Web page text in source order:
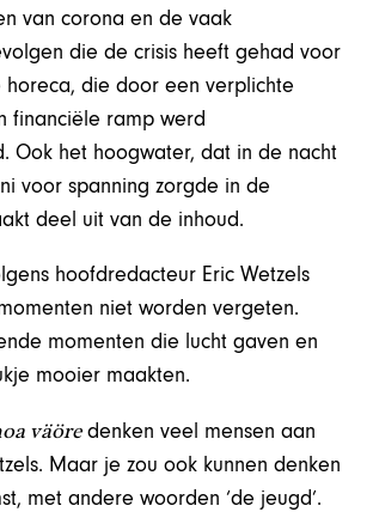
van corona en de vaak
die de crisis heeft gehad voor
die door een verplichte
financiële ramp werd
Ook het hoogwater, dat in de nacht
voor spanning zorgde in de
deel uit van de inhoud.
hoofdredacteur Eric Wetzels
niet worden vergeten.
momenten die lucht gaven en
mooier maakten.
väöredenken veel mensen aan
Maar je zou ook kunnen denken
met andere woorden ‘de jeugd’.